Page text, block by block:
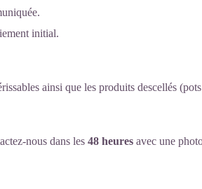
initial.
ainsi que les produits descellés
dans les 48 heures avec une